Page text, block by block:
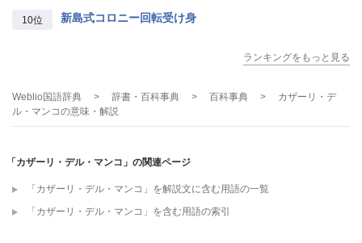
10位 新島式コロニー回転受け身
ランキングをもっと見る
Weblio国語辞典 > 辞書・百科事典 > 百科事典 >
カザーリ・デ
ル・マンコの意味・解説
「カザーリ・デル・マンコ」の関連ページ
「カザーリ・デル・マンコ」を解説文に含む用語の一覧
「カザーリ・デル・マンコ」を含む用語の索引